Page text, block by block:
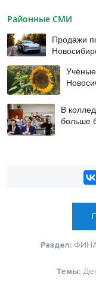
Районные СМИ
Продажи
В
больше
Раздел:
Темы: